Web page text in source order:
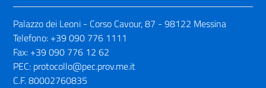
Palazzo dei Leoni - Corso Cavour, 87 - 98122 Messina
Telefono: +39 090 776 1111
Fax: +39 090 776 12 62
PEC: protocollo@pec.prov.me.it
C.F. 80002760835